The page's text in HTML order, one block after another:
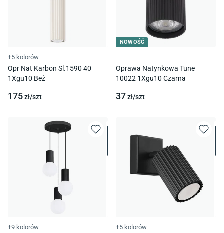
+5 kolorów
Opr Nat Karbon Sl.1590 40
1Xgu10 Beż
175zł/szt
NOWOŚĆ
Oprawa Natynkowa Tune
10022 1Xgu10 Czarna
37zł/szt
+9 kolorów +5 kolorów